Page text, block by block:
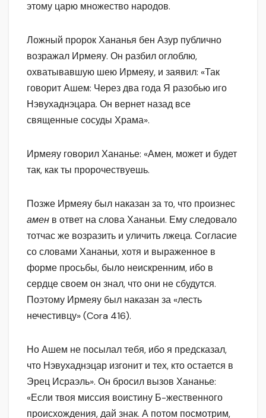
этому царю множество народов.
Ложный пророк Хананья бен Азур публично
возражал Ирмеяу. Он разбил оглоблю,
охватывавшую шею Ирмеяу, и заявил: «Так
говорит Ашем: Через два года Я разобью иго
Нэвухаднэцара. Он вернет назад все
священные сосуды Храма».
Ирмеяу говорил Хананье: «Амен, может и будет
так, как ты пророчествуешь.
Позже Ирмеяу был наказан за то, что произнес
амен в ответ на слова Хананьи. Ему следовало
тотчас же возразить и уличить лжеца. Согласие
со словами Хананьи, хотя и выраженное в
форме просьбы, было неискренним, ибо в
сердце своем он знал, что они не сбудутся.
Поэтому Ирмеяу был наказан за «лесть
нечестивцу» (Cora 416).
Но Ашем не посылал тебя, ибо я предсказал,
что Нэвухаднэцар изгонит и тех, кто остается в
Эрец Исраэль». Он бросил вызов Хананье:
«Если твоя миссия воистину Б-жественного
происхождения, дай знак. А потом посмотрим,